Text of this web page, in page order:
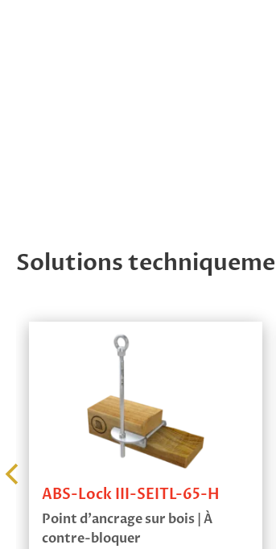
Solutions
ABS-Lock360 Béton
Point d'ancrage sur béton | à
sceller